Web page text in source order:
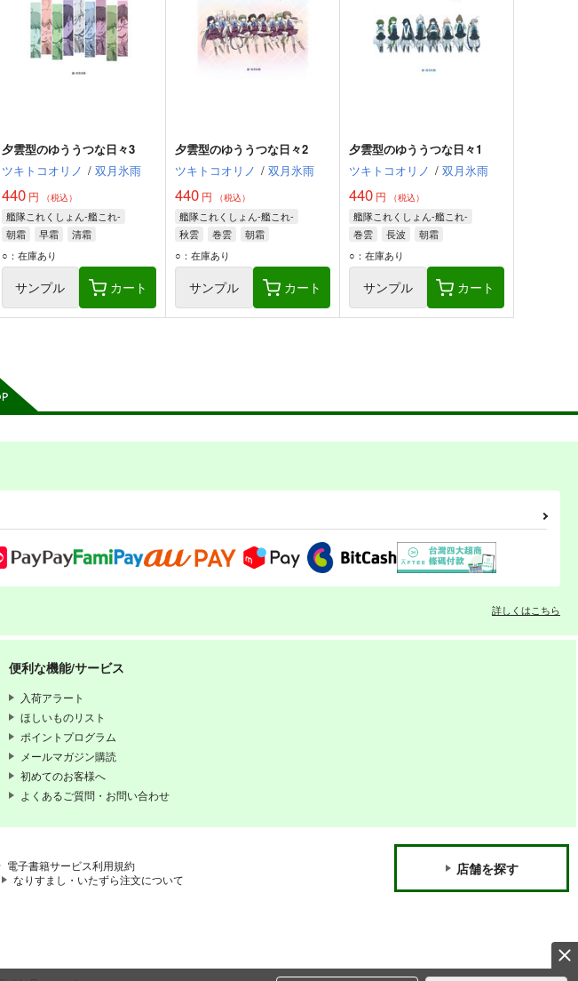
夕雲型のゆううつな日々3
ツキトコオリノ / 双月氷雨
440円 （税込）
艦隊これくしょん-艦これ-
朝霜
早霜
清霜
○：在庫あり
サンプル カート
夕雲型のゆううつな日々2
ツキトコオリノ / 双月氷雨
440 円 （税込）
艦隊これくしょん-艦これ-
秋雲
巻雲
朝霜
○：在庫あり
サンプル カート
夕雲型のゆううつな日々1
ツキトコオリノ / 双月氷雨
440 円 （税込）
艦隊これくしょん-艦これ-
巻雲
長波
朝霜
○：在庫あり
サンプル カート
詳しくはこちら
便利な機能/サービス
入荷アラート
ほしいものリスト
ポイントプログラム
メールマガジン購読
初めてのお客様へ
よくあるご質問・お問い合わせ
電子書籍サービス利用規約
なりすまし・いたずら注文について
店舗を探す